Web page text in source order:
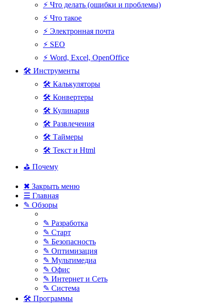
⚡ Что делать (ошибки и проблемы)
⚡ Что такое
⚡ Электронная почта
⚡ SEO
⚡ Word, Excel, OpenOffice
🛠 Инструменты
🛠 Калькуляторы
🛠 Конвертеры
🛠 Кулинария
🛠 Развлечения
🛠 Таймеры
🛠 Текст и Html
⛳ Почему
✖ Закрыть меню
☰ Главная
✎ Обзоры
✎ Разработка
✎ Старт
✎ Безопасность
✎ Оптимизация
✎ Мультимедиа
✎ Офис
✎ Интернет и Сеть
✎ Система
🛠 Программы